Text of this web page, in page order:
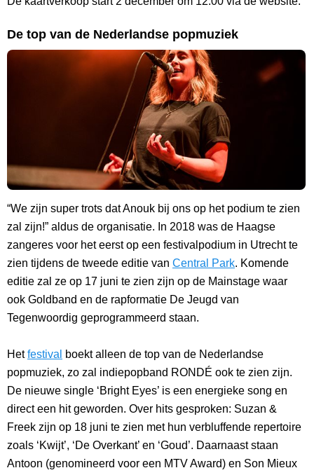
De top van de Nederlandse popmuziek
“We zijn super trots dat Anouk bij ons op het podium te zien
zal zijn!” aldus de organisatie. In 2018 was de Haagse
zangeres voor het eerst op een festivalpodium in Utrecht te
zien tijdens de tweede editie van Central Park. Komende
editie zal ze op 17 juni te zien zijn op de Mainstage waar
ook Goldband en de rapformatie De Jeugd van
Tegenwoordig geprogrammeerd staan.
Hetfestival
boekt alleen de top van de Nederlandse
popmuziek, zo zal indiepopband RONDÉ ook te zien zijn.
De nieuwe single ‘Bright Eyes’ is een energieke song en
direct een hit geworden. Over hits gesproken: Suzan &
Freek zijn op 18 juni te zien met hun verbluffende repertoire
zoals ‘Kwijt’, ‘De Overkant’ en ‘Goud’. Daarnaast staan
Antoon (genomineerd voor een MTV Award) en Son Mieux